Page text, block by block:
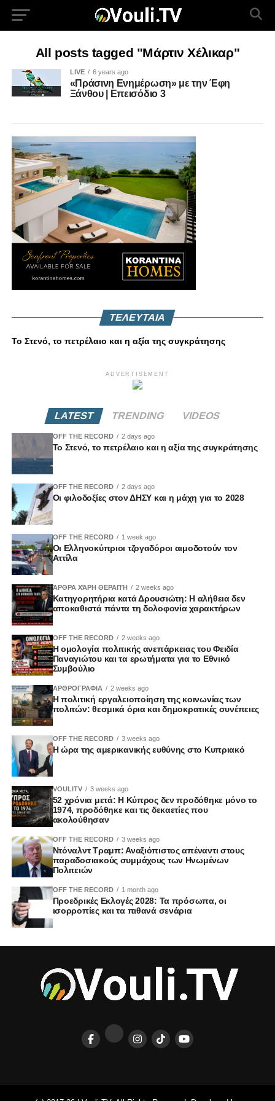
All posts tagged "Μάρτιν Χέλικαρ"
LIVE 6 years ago
«Πράσινη Ενημέρωση» με την Έφη
Ξάνθου | Επεισόδιο 3
ΤΕΛΕΥΤΑΙΑ
Το Στενό, το πετρέλαιο και η αξία της συγκράτησης
ADVERTISEMENT
LATEST TRENDING VIDEOS
OFF THE RECORD 2 days ago
Το Στενό, το πετρέλαιο και η αξία της συγκράτησης
OFF THE RECORD 2 days ago
Οι φιλοδοξίες στον ΔΗΣΥ και η μάχη για το 2028
OFF THE RECORD 1 week ago
Οι Ελληνοκύπριοι τζογαδόροι αιμοδοτούν τον
Αττίλα
ΆΡΘΡΑ ΧΆΡΗ ΘΕΡΑΠΉ 2 weeks ago
Κατηγορητήρια κατά Δρουσιώτη: Η αλήθεια δεν
αποκαθιστά πάντα τη δολοφονία χαρακτήρων
OFF THE RECORD 2 weeks ago
Η ομολογία πολιτικής ανεπάρκειας του Φειδία
Παναγιώτου και τα ερωτήματα για το Εθνικό
Συμβούλιο
ΑΡΘΡΟΓΡΑΦΙΑ 2 weeks ago
Η πολιτική εργαλειοποίηση της κοινωνίας των
πολιτών: θεσμικά όρια και δημοκρατικές συνέπειες
OFF THE RECORD 3 weeks ago
Η ώρα της αμερικανικής ευθύνης στο Κυπριακό
VOULITV 3 weeks ago
52 χρόνια μετά: Η Κύπρος δεν προδόθηκε μόνο το
1974, προδόθηκε και τις δεκαετίες που
ακολούθησαν
OFF THE RECORD 3 weeks ago
Ντόναλντ Τραμπ: Αναξιόπιστος απέναντι στους
παραδοσιακούς συμμάχους των Ηνωμένων
Πολιτειών
OFF THE RECORD 1 month ago
Προεδρικές Εκλογές 2028: Τα πρόσωπα, οι
ισορροπίες και τα πιθανά σενάρια